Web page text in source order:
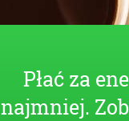
Płać za
najmniej.